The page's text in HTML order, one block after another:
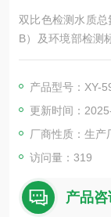
双比色检测水质
B）及环境部检测
电容触摸屏，数
稳定性、寿命、
于国人操作习惯理
可轻松操作；真正
产品型号：XY-
更新时间：
厂商性质：生产
访问量：319
产品咨